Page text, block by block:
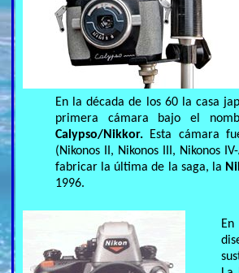
En la década de los 60 la casa
primera cámara bajo el
Calypso/Nikkor. Esta cámara
(Nikonos II, Nikonos III, Nikonos
fabricar la última de la saga, la
1996.